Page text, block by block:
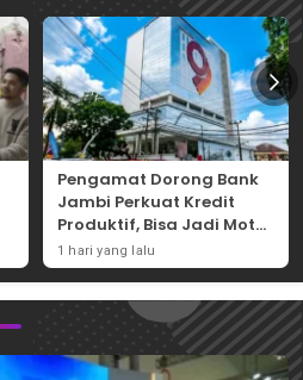
Pengamat Dorong Bank
Jambi Perkuat Kredit
Produktif, Bisa Jadi Motor
Ekonomi Daerah
1 hari yang lalu